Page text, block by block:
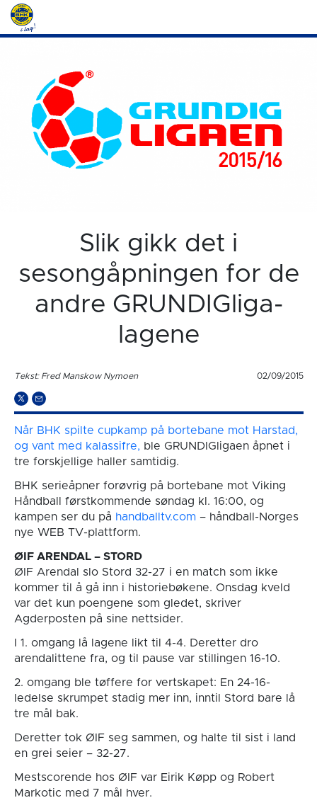
Slik gikk det i
sesongåpningen for de
andre GRUNDIGliga-
lagene
Tekst: Fred Manskow Nymoen 02/09/2015
Når BHK spilte cupkamp på bortebane mot Harstad,
og vant med kalassifre, ble GRUNDIGligaen åpnet i
tre forskjellige haller samtidig.
BHK serieåpner forøvrig på bortebane mot Viking
Håndball førstkommende søndag kl. 16:00, og
kampen ser du på handballtv.com – håndball-Norges
nye WEB TV-plattform.
ØIF ARENDAL – STORD
ØIF Arendal slo Stord 32-27 i en match som ikke
kommer til å gå inn i historiebøkene. Onsdag kveld
var det kun poengene som gledet, skriver
Agderposten på sine nettsider.
I 1. omgang lå lagene likt til 4-4. Deretter dro
arendalittene fra, og til pause var stillingen 16-10.
2. omgang ble tøffere for vertskapet: En 24-16-
ledelse skrumpet stadig mer inn, inntil Stord bare lå
tre mål bak.
Deretter tok ØIF seg sammen, og halte til sist i land
en grei seier – 32-27.
Mestscorende hos ØIF var Eirik Køpp og Robert
Markotic med 7 mål hver.